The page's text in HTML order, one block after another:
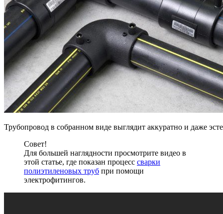
Трубопровод в собранном виде выглядит аккуратно и даже
Совет!
Для большей наглядности просмотрите видео в
этой статье, где показан процесс сварки
полиэтиленовых труб при помощи
электрофитингов.